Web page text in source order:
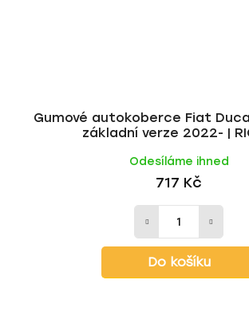
Gumové autokoberce Fiat
základní verze 2022- |
Odesíláme ihned
717 Kč
Do košíku